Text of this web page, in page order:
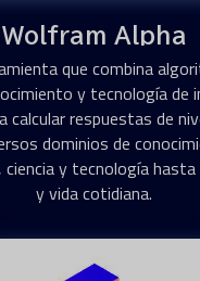
Wolfram Alpha
que combina
y tecnología de
calcular respuestas de
dominios de
y tecnología
y vida cotidiana.